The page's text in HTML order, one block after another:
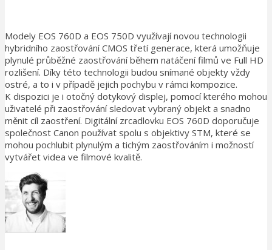
Modely EOS 760D a EOS 750D využívají novou technologii
hybridního zaostřování CMOS třetí generace, která umožňuje
plynulé průběžné zaostřování během natáčení filmů ve Full HD
rozlišení. Díky této technologii budou snímané objekty vždy
ostré, a to i v případě jejich pochybu v rámci kompozice.
K dispozici je i otočný dotykový displej, pomocí kterého mohou
uživatelé při zaostřování sledovat vybraný objekt a snadno
měnit cíl zaostření. Digitální zrcadlovku EOS 760D doporučuje
společnost Canon používat spolu s objektivy STM, které se
mohou pochlubit plynulým a tichým zaostřováním i možností
vytvářet videa ve filmové kvalitě.